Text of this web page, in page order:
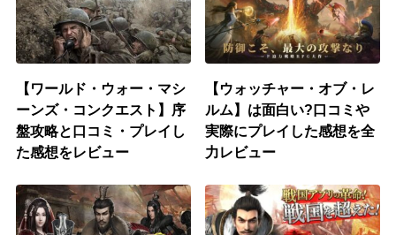
【ワールド・ウォー・マシ
ーンズ・コンクエスト】序
盤攻略と口コミ・プレイし
た感想をレビュー
【ウォッチャー・オブ・レ
ルム】は面白い?口コミや
実際にプレイした感想を全
力レビュー